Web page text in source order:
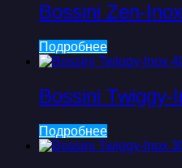
Bossini Zen-
Подробнее
Bossini Twiggy-
Подробнее